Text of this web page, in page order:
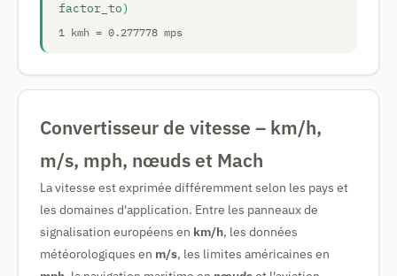
factor_to)
1 kmh = 0.277778 mps
Convertisseur de vitesse – km/h,
m/s, mph, nœuds et Mach
La vitesse est exprimée différemment selon les pays et
les domaines d'application. Entre les panneaux de
signalisation européens en km/h, les données
météorologiques en m/s, les limites américaines en